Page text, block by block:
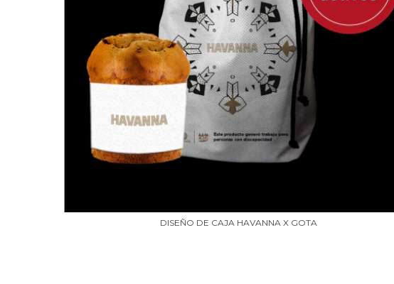
DISEÑO DE CAJA HAVANNA X GOTA